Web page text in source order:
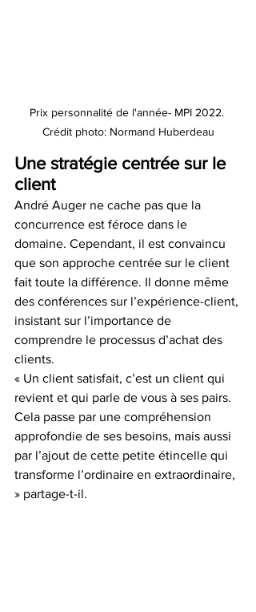
Prix personnalité de l'année- MPI 2022.
Crédit photo: Normand Huberdeau
Une stratégie centrée sur le
client
André Auger ne cache pas que la
concurrence est féroce dans le
domaine. Cependant, il est convaincu
que son approche centrée sur le client
fait toute la différence. Il donne même
des conférences sur l’expérience-client,
insistant sur l’importance de
comprendre le processus d’achat des
clients.
« Un client satisfait, c’est un client qui
revient et qui parle de vous à ses pairs.
Cela passe par une compréhension
approfondie de ses besoins, mais aussi
par l’ajout de cette petite étincelle qui
transforme l’ordinaire en extraordinaire,
» partage-t-il.